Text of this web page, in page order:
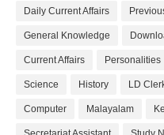
Daily Current Affairs
General Knowledge
Current Affairs Personalities
Science History LD
Computer Malayalam